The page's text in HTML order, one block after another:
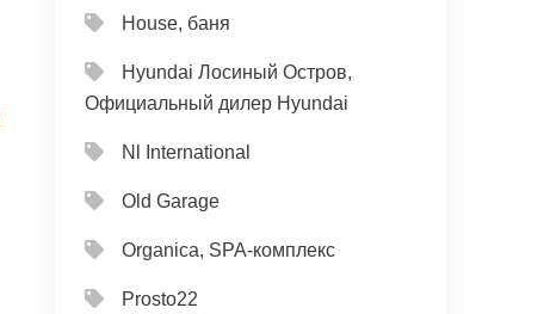
House, баня
Hyundai Лосиный Остров,
Официальный дилер Hyundai
Nl International
Old Garage
Organica, SPA-комплекс
Prosto22